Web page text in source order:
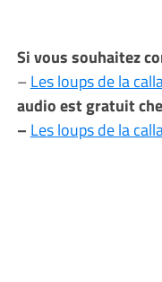
Si vous souhaitez
–Les loups de la
audio est gratuit
– Les loups de la